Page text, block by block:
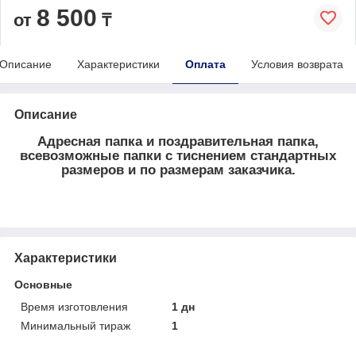
от 8 500 ₸
Описание Характеристики Оплата Условия возврата
Описание
Адресная папка и поздравительная папка,
всевозможные папки с тиснением стандартных
размеров и по размерам заказчика.
Характеристики
Основные
Время изготовления
1 дн
Минимальный тираж
1